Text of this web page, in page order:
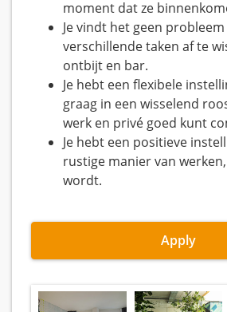
moment dat ze
Je vindt het geen
verschillende taken af te
ontbijt en bar.
Je hebt een flexibele
graag in een wisselend
werk en privé goed kunt
Je hebt een positieve
rustige manier van
wordt.
Apply